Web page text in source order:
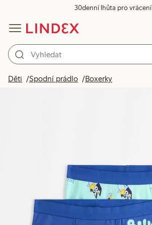
30denní lhůta pro vrácení
Děti Spodní prádlo Boxerky